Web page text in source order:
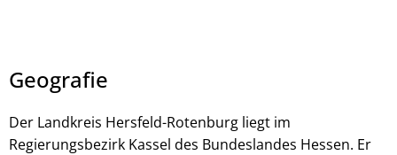
Geografie
Der Landkreis Hersfeld-Rotenburg liegt im
Regierungsbezirk Kassel des Bundeslandes Hessen. Er